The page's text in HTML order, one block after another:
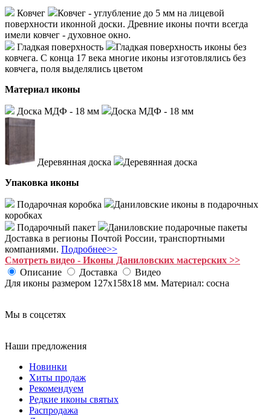
Ковчег
Ковчег - углубление до 5 мм на лицевой
поверхности иконной доски. Древние иконы почти всегда
имели ковчег - духовное окно.
Гладкая поверхность
Гладкая поверхность иконы без
ковчега. С конца 17 века многие иконы изготовлялись без
ковчега, поля выделялись цветом
Материал иконы
Доска МДФ - 18 мм Доска МДФ - 18 мм
Деревянная доска
Деревянная доска
Упаковка иконы
Подарочная коробка
Даниловские иконы в подарочных
коробках
Подарочный пакет
Даниловские подарочные пакеты
Доставка в регионы Почтой России, транспортными
компаниями. Подробнее>>
Смотреть видео - Иконы Даниловских мастерских >>
Описание
Доставка
Видео
Для иконы размером 127х158х18 мм. Материал: сосна
Мы в соцсетях
Наши предложения
Новинки
Хиты продаж
Рекомендуем
Редкие иконы святых
Распродажа